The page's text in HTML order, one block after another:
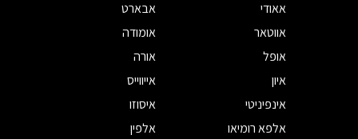
אאודי
אבארט
אווטאר
אומודה
אופל
אורה
איון
אייווייס
אינפיניטי
איסוזו
אלפא רומיאו
אלפין